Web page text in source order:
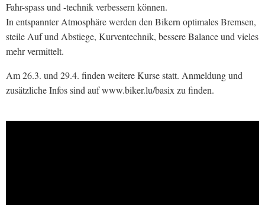
Fahr-spass und -technik verbessern können.
In entspannter Atmosphäre werden den Bikern optimales Bremsen,
steile Auf und Abstiege, Kurventechnik, bessere Balance und vieles
mehr vermittelt.
Am 26.3. und 29.4. finden weitere Kurse statt. Anmeldung und
zusätzliche Infos sind auf www.biker.lu/basix zu finden.